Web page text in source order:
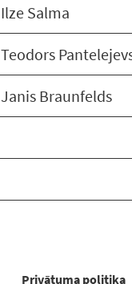
Ilze Salma
Teodors
Janis Braunfelds
Privātuma politika